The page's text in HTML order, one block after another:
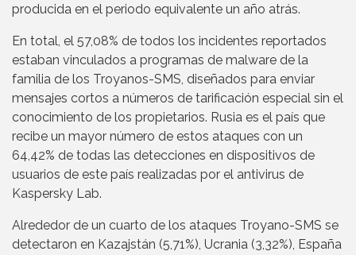
producida en el periodo equivalente un año atrás.
En total, el 57,08% de todos los incidentes reportados
estaban vinculados a programas de malware de la
familia de los Troyanos-SMS, diseñados para enviar
mensajes cortos a números de tarificación especial sin el
conocimiento de los propietarios. Rusia es el país que
recibe un mayor número de estos ataques con un
64,42% de todas las detecciones en dispositivos de
usuarios de este país realizadas por el antivirus de
Kaspersky Lab.
Alrededor de un cuarto de los ataques Troyano-SMS se
detectaron en Kazajstán (5,71%), Ucrania (3,32%), España